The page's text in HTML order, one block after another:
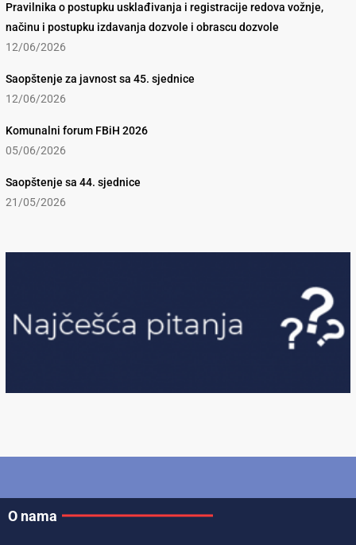
Pravilnika o postupku usklađivanja i registracije redova vožnje,
načinu i postupku izdavanja dozvole i obrascu dozvole
12/06/2026
Saopštenje za javnost sa 45. sjednice
12/06/2026
Komunalni forum FBiH 2026
05/06/2026
Saopštenje sa 44. sjednice
21/05/2026
O nama